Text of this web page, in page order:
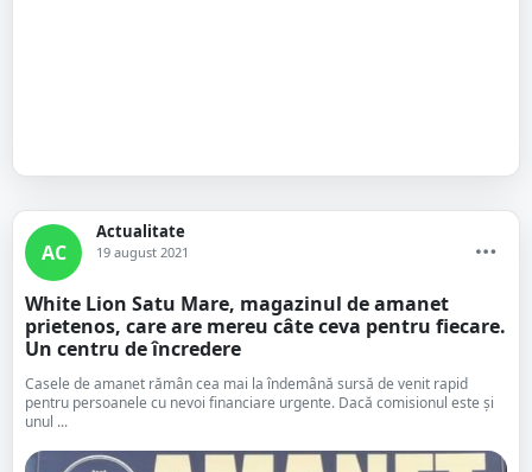
AC
Actualitate
19 august 2021
White Lion Satu Mare, magazinul de amanet
prietenos, care are mereu câte ceva pentru fiecare.
Un centru de încredere
Casele de amanet rămân cea mai la îndemână sursă de venit rapid
pentru persoanele cu nevoi financiare urgente. Dacă comisionul este și
unul ...